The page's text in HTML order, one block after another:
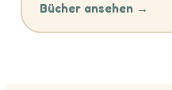
Bücher ansehen →